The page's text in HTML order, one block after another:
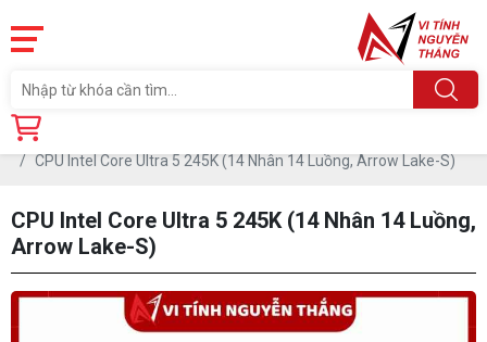
Trang chủ
CPU Intel Core Ultra 5 245K (14 Nhân 14 Luồng, Arrow Lake-S)
CPU Intel Core Ultra 5 245K (14 Nhân 14 Luồng,
Arrow Lake-S)